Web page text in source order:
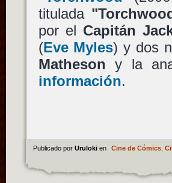
titulada
por el Capitán
(Eve Myles) y dos
Matheson y la
información.
Publicado por Uruloki en Cine de Cómics,